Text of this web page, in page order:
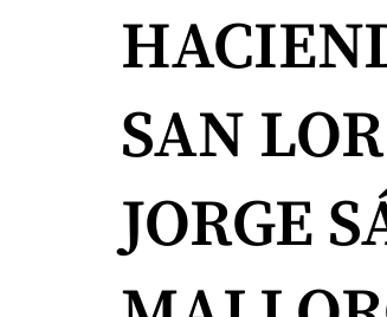
Font Mora Sainz de
Equipo
Servicios
Noticias
SAN
JORGE